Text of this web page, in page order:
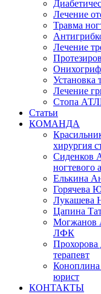
Лечение
Травма
Лечение
Установка
Лечение
Стопа
Статьи
КОМАНДА
хирургия
Сиденков
ногтевого
Елькина
Горячева
Лукашева
Цапина
Могжанов
ЛФК
Прохорова
терапевт
юрист
КОНТАКТЫ